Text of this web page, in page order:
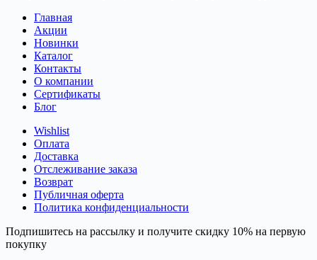
Главная
Акции
Новинки
Каталог
Контакты
О компании
Сертификаты
Блог
Wishlist
Оплата
Доставка
Отслеживание заказа
Возврат
Публичная оферта
Политика конфиденциальности
Подпишитесь на рассылку и получите скидку 10% на первую
покупку